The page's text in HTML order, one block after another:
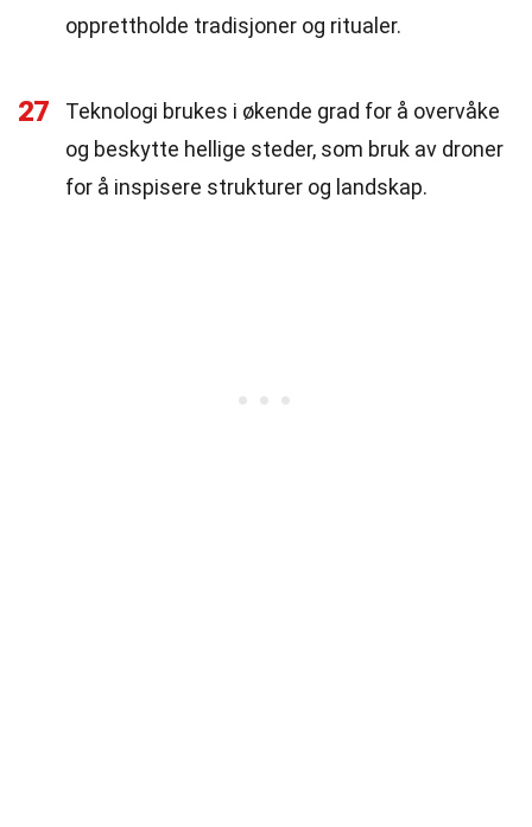
opprettholde tradisjoner og ritualer.
27
Teknologi brukes i økende grad for å overvåke
og beskytte hellige steder, som bruk av droner
for å inspisere strukturer og landskap.